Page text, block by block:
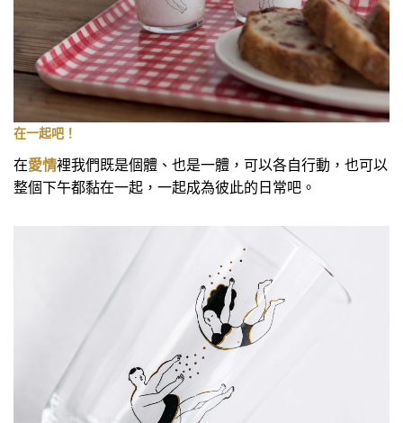
在一起吧！
在愛情裡我們既是個體、也是一體，可以各自行動，也可以
整個下午都黏在一起，一起成為彼此的日常吧。